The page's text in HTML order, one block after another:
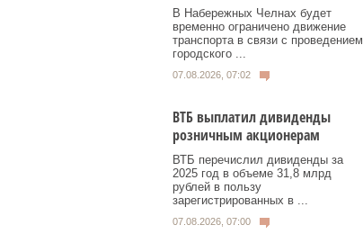
В Набережных Челнах будет
временно ограничено движение
транспорта в связи с проведением
городского ...
07.08.2026, 07:02
ВТБ выплатил дивиденды
розничным акционерам
ВТБ перечислил дивиденды за
2025 год в объеме 31,8 млрд
рублей в пользу
зарегистрированных в ...
07.08.2026, 07:00